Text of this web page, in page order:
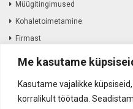
Me kasutame
Kasutame vajalikke
korralikult töötada.
Müügitingimused
Kohaletoimetamine
Firmast
Kontakt
Akustika